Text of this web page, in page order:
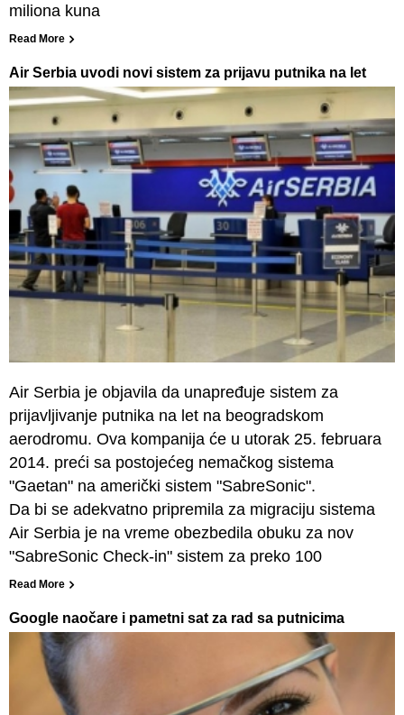
miliona kuna
Read More
Air Serbia uvodi novi sistem za prijavu putnika na let
Air Serbia je objavila da unapređuje sistem za
prijavljivanje putnika na let na beogradskom
aerodromu. Ova kompanija će u utorak 25. februara
2014. preći sa postojećeg nemačkog sistema
"Gaetan" na američki sistem "SabreSonic".
Da bi se adekvatno pripremila za migraciju sistema
Air Serbia je na vreme obezbedila obuku za nov
"SabreSonic Check-in" sistem za preko 100
Read More
Google naočare i pametni sat za rad sa putnicima